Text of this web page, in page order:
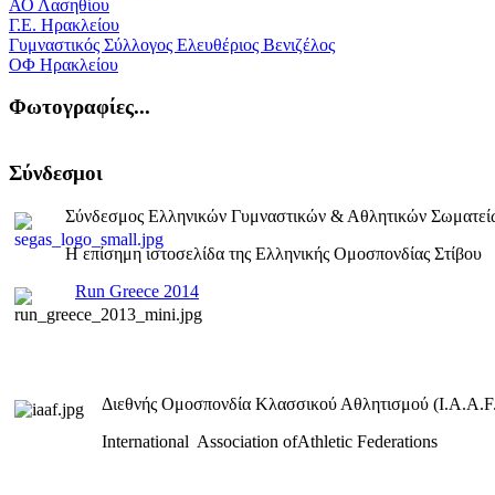
ΑΟ Λασηθίου
Γ.Ε. Ηρακλείου
Γυμναστικός Σύλλογος Ελευθέριος Βενιζέλος
ΟΦ Ηρακλείου
Φωτογραφίες...
Σύνδεσμοι
Σύνδεσμος Ελληνικών Γυμναστικών & Αθλητικών
Η επίσημη ιστοσελίδα της Ελληνικής Ομοσπονδίας Στίβου
Run Greece 2014
Διεθνής Ομοσπονδία Κλασσικού Αθλητισμού
International Association ofAthletic Federations